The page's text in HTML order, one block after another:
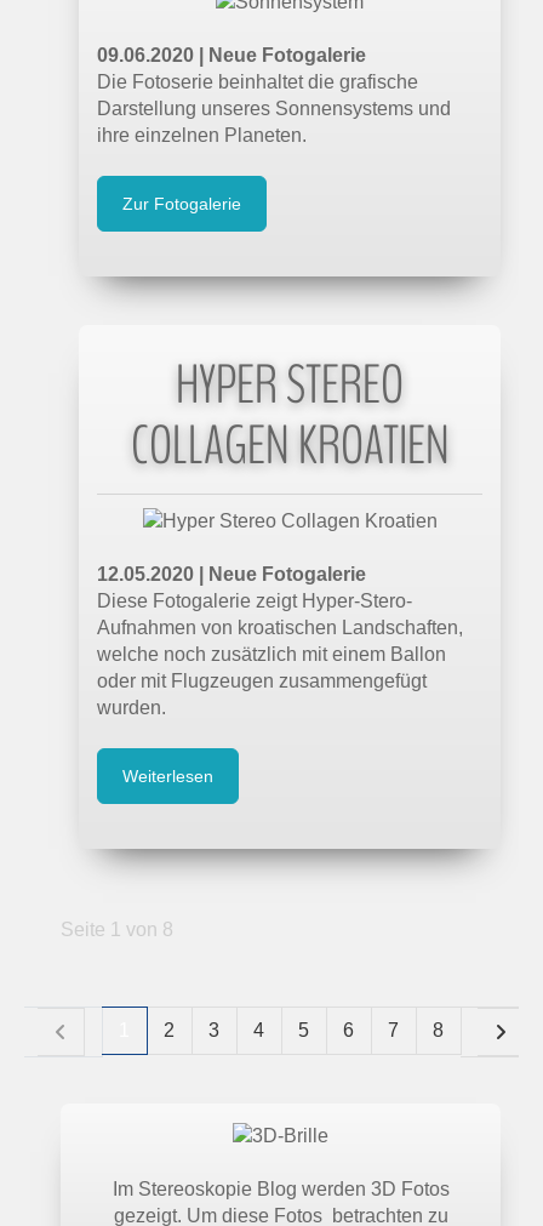
09.06.2020 |
Neue Fotogalerie
Die Fotoserie beinhaltet die grafische
Darstellung unseres Sonnensystems und
ihre einzelnen Planeten.
Zur Fotogalerie
HYPER STEREO
COLLAGEN KROATIEN
12.05.2020 |
Neue Fotogalerie
Diese Fotogalerie zeigt Hyper-Stero-
Aufnahmen von kroatischen Landschaften,
welche noch zusätzlich mit einem Ballon
oder mit Flugzeugen zusammengefügt
wurden.
Weiterlesen
Seite 1 von 8
2 3 4 5 6 7 8
Im Stereoskopie Blog werden 3D Fotos
gezeigt. Um diese Fotos betrachten zu